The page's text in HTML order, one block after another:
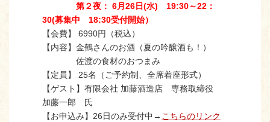
第２夜： 6月26日(水) 19:30～22：
30(募集中 18:30受付開始）
【会費】 6990円（税込）
【内容】金鶴さんのお酒（夏の吟醸酒も！）
佐渡の食材のおつまみ
【定員】 25名（ご予約制、全席着座形式）
【ゲスト】有限会社 加藤酒造店 専務取締役
加藤一郎 氏
【お申込み】26日のみ受付中→ こちらのリンク